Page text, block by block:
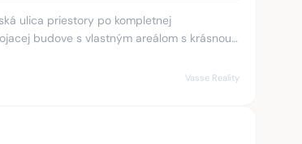
ulica priestory po kompletnej
budove s vlastným areálom s krásnou
Vasse Reality